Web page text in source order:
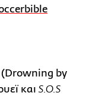
(Drowning by
και S.O.S